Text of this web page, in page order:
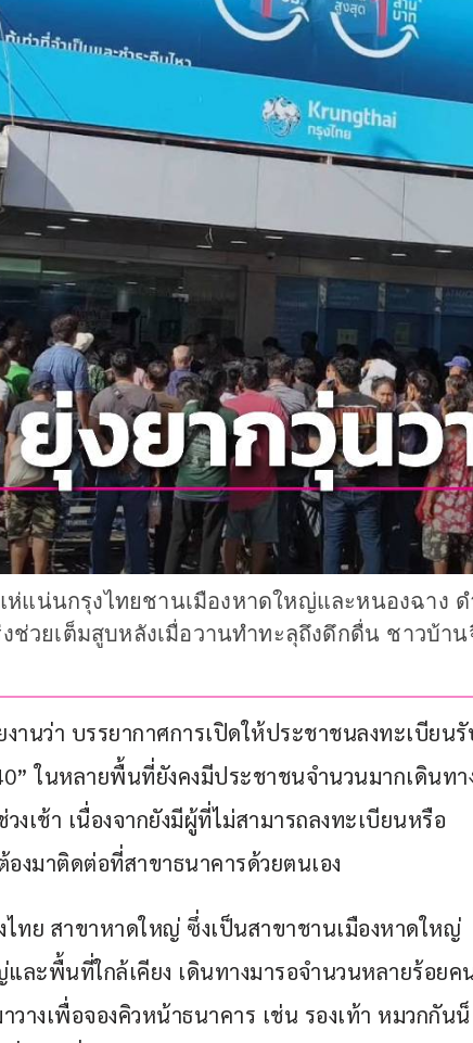
น่นกรุงไทยชานเมืองหาดใหญ่และหนองฉาง ด
งช่วยเต็มสูบหลังเมื่อวานทำทะลุถึงดึกดื่น ชาวบ้า
นว่า บรรยากาศการเปิดให้ประชาชนลงทะเบียนรั
ในหลายพื้นที่ยังคงมีประชาชนจำนวนมากเดินทา
งเช้า เนื่องจากยังมีผู้ที่ไม่สามารถลงทะเบียนหรือ
งมาติดต่อที่สาขาธนาคารด้วยตนเอง
ไทย สาขาหาดใหญ่ ซึ่งเป็นสาขาชานเมืองหาดใหญ่
ละพื้นที่ใกล้เคียง เดินทางมารอจำนวนหลายร้อยค
วางเพื่อจองคิวหน้าธนาคาร เช่น รองเท้า หมวกกันน็